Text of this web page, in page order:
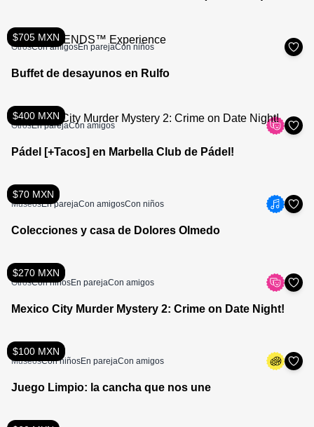
$705 MXN
OtrosCon amigosEn parejaCon niños
Buffet de desayunos en Rulfo
$400 MXN
OtrosEn parejaCon amigos
Pádel [+Tacos] en Marbella Club de Pádel!
$70 MXN
MuseosEn parejaCon amigosCon niños
Colecciones y casa de Dolores Olmedo
$270 MXN
OtrosCon niñosEn parejaCon amigos
Mexico City Murder Mystery 2: Crime on Date Night!
$100 MXN
MuseosCon niñosEn parejaCon amigos
Juego Limpio: la cancha que nos une